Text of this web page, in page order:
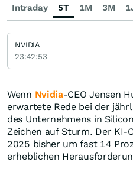
Wenn Nvidia-CEO Jensen
erwartete Rede bei der
des Unternehmens in
Zeichen auf Sturm. Der KI-
2025 bisher um fast 14
erheblichen
Intraday 5T 1M 3M
NVIDIA
23:42:53